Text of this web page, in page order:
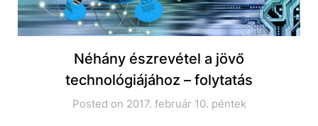
Néhány észrevétel a jövő
technológiájához – folytatás
Posted on 2017. február 10. péntek